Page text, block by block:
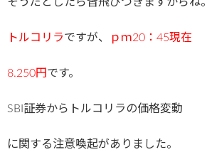
トルコリラですが、 ｐｍ20：45現在
8.250円です。
SBI証券からトルコリラの価格変動
に関する注意喚起がありました。